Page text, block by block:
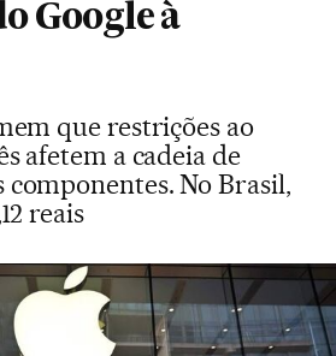
Google à
que restrições ao
afetem a cadeia de
No Brasil,
reais